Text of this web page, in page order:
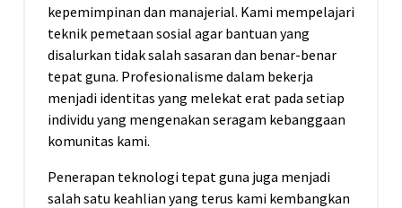
kepemimpinan dan manajerial. Kami mempelajari
teknik pemetaan sosial agar bantuan yang
disalurkan tidak salah sasaran dan benar-benar
tepat guna. Profesionalisme dalam bekerja
menjadi identitas yang melekat erat pada setiap
individu yang mengenakan seragam kebanggaan
komunitas kami.
Penerapan teknologi tepat guna juga menjadi
salah satu keahlian yang terus kami kembangkan